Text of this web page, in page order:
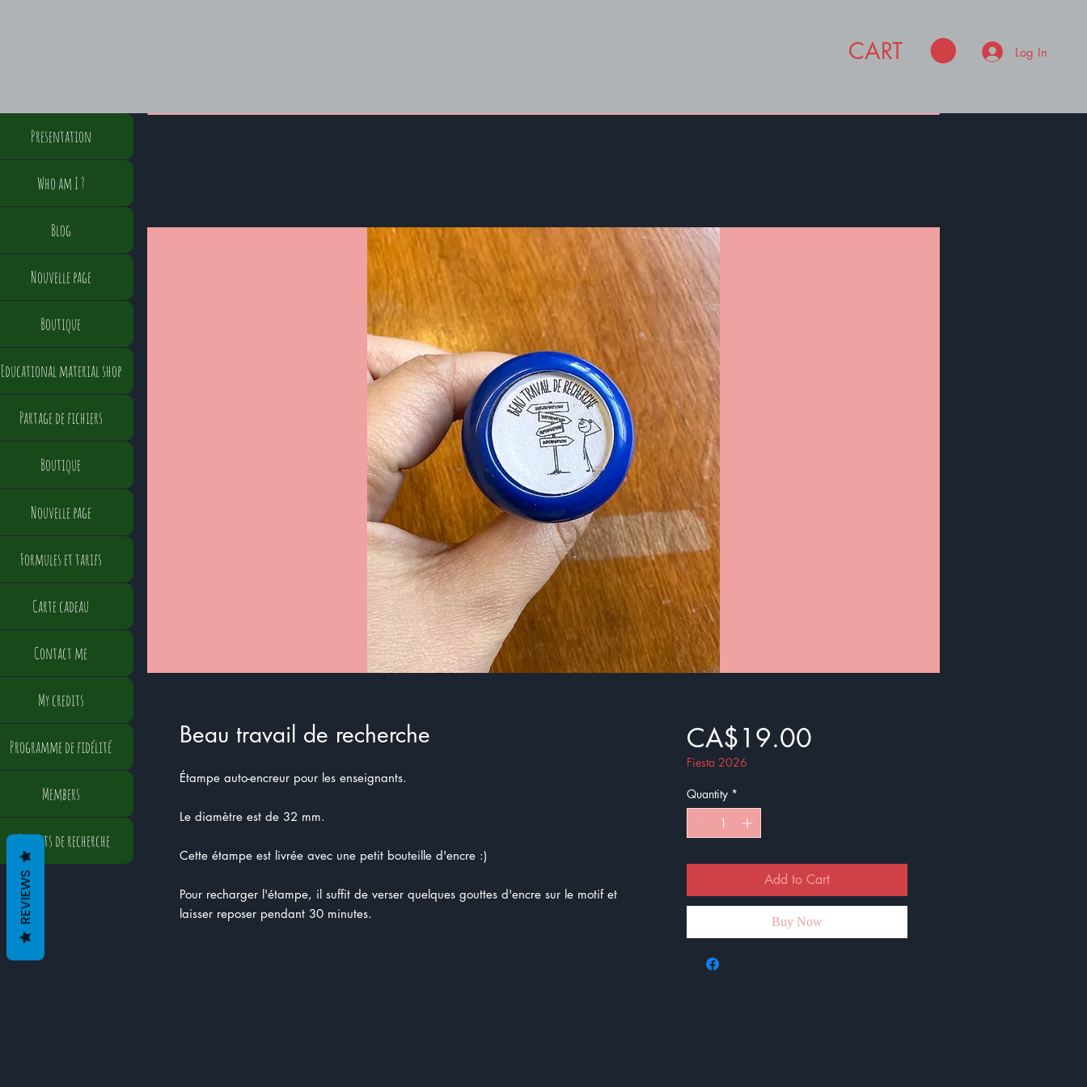
CART Log In
Beau travail de recherche
Étampe auto-encreur pour les enseignants.
Le diamètre est de 32 mm.
Cette étampe est livrée avec une petit bouteille d'encre :)
Pour recharger l'étampe, il suffit de verser quelques gouttes d'encre sur le motif et
laisser reposer pendant 30 minutes.
CA$19.00Price
Fiesta 2026
Quantity *
Add to Cart
Buy Now
Presentation
Who am I ?
Blog
Nouvelle page
Boutique
Educational material shop
Partage de fichiers
Boutique
Nouvelle page
Formules et tarifs
Carte cadeau
Contact me
My credits
Programme de fidélité
Members
Résultats de recherche
REVIEWS